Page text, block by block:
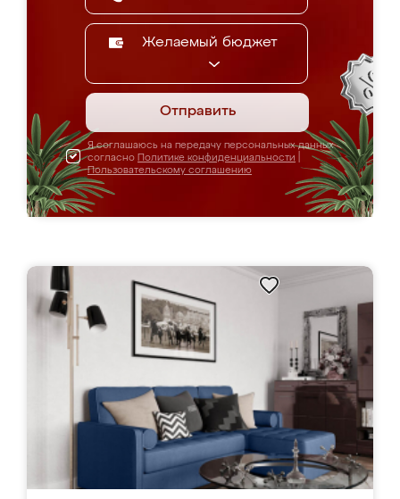
Желаемый бюджет
Отправить
Я соглашаюсь на передачу персональных данных
согласно Политике конфиденциальности
Пользовательскому соглашению